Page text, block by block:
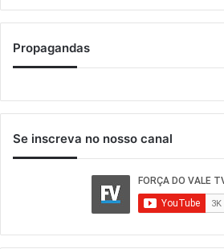
Propagandas
Se inscreva no nosso canal